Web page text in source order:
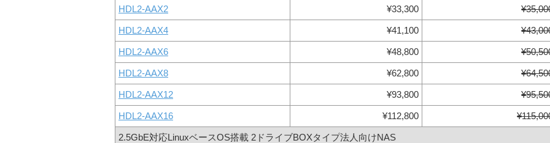
HDL2-AAX2 ¥33,300
HDL2-AAX4 ¥41,100
HDL2-AAX6 ¥48,800
HDL2-AAX8 ¥62,800
HDL2-AAX12 ¥93,800
HDL2-AAX16 ¥112,800
2.5GbE対応LinuxベースOS搭載 2ドライブBOXタイプ法人向けNAS